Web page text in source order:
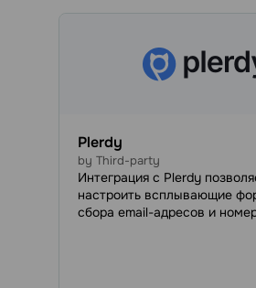
масшт
Plerdy
by Third-party
Интеграция с Plerdy
настроить всплывающие
сбора email-адресов и